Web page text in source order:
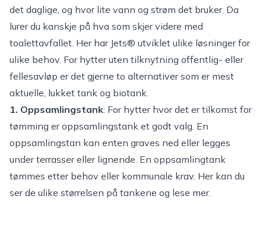
det daglige, og hvor lite vann og strøm det bruker. Da
lurer du kanskje på hva som skjer videre med
toalettavfallet. Her har Jets® utviklet ulike løsninger for
ulike behov. For hytter uten tilknytning offentlig- eller
fellesavløp er det gjerne to alternativer som er mest
aktuelle, lukket tank og biotank.
1. Oppsamlingstank: For hytter hvor det er tilkomst for
tømming er oppsamlingstank et godt valg. En
oppsamlingstan kan enten graves ned eller legges
under terrasser eller lignende. En oppsamlingtank
tømmes etter behov eller kommunale krav. Her kan du
ser de ulike størrelsen på tankene og lese mer.